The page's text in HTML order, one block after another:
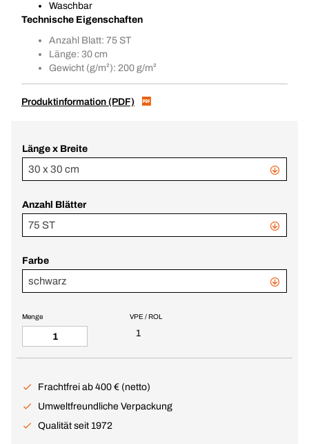
Waschbar
Technische Eigenschaften
Anzahl Blatt: 75 ST
Länge: 30 cm
Gewicht (g/m²): 200 g/m²
Produktinformation (PDF)
Länge x Breite
30 x 30 cm
Anzahl Blätter
75 ST
Farbe
schwarz
VPE / ROL
1
Menge
Frachtfrei ab 400 € (netto)
Umweltfreundliche Verpackung
Qualität seit 1972